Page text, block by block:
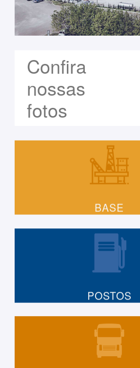
Confira
nossas
fotos
BASE
POSTOS